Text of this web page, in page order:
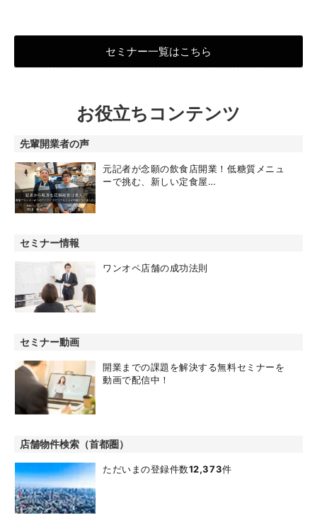
セミナー一覧はこちら
お役立ちコンテンツ
先輩開業者の声
元記者が念願の飲食店開業！低糖質メニュ
ーで挑む、新しい定食屋…
セミナー情報
ワンオペ店舗の成功法則
セミナー動画
開業までの課題を解決する無料セミナーを
動画で配信中！
店舗物件検索（首都圏）
ただいまの登録件数12,373件